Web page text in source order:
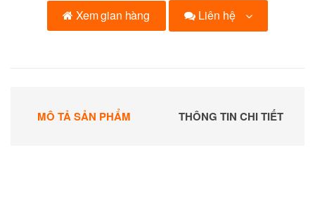
Xem gian hàng Liên hệ
MÔ TẢ SẢN PHẨM THÔNG TIN CHI TIẾT